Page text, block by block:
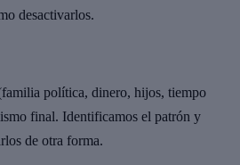
desactivarlos.
política, dinero, hijos, tiempo
final. Identificamos el patrón y
de otra forma.